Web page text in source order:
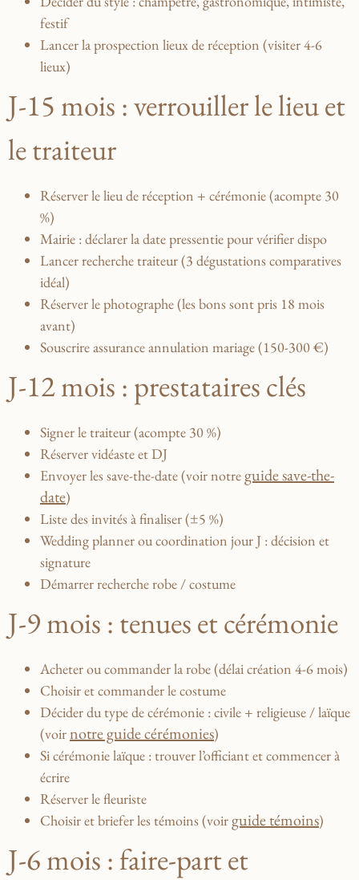
festif
Lancer la prospection lieux de réception (visiter 4-6
lieux)
J-15 mois : verrouiller le lieu et
le traiteur
Réserver le lieu de réception + cérémonie (acompte 30
%)
Mairie : déclarer la date pressentie pour vérifier dispo
Lancer recherche traiteur (3 dégustations comparatives
idéal)
Réserver le photographe (les bons sont pris 18 mois
avant)
Souscrire assurance annulation mariage (150-300 €)
J-12 mois : prestataires clés
Signer le traiteur (acompte 30 %)
Réserver vidéaste et DJ
Envoyer les save-the-date (voir notreguide save-the-
date)
Liste des invités à finaliser (±5 %)
Wedding planner ou coordination jour J : décision et
signature
Démarrer recherche robe / costume
J-9 mois : tenues et cérémonie
Acheter ou commander la robe (délai création 4-6 mois)
Choisir et commander le costume
Décider du type de cérémonie : civile + religieuse / laïque
(voirnotre guide cérémonies)
Si cérémonie laïque : trouver l’officiant et commencer à
écrire
Réserver le fleuriste
Choisir et briefer les témoins (voirguide témoins)
J-6 mois : faire-part et